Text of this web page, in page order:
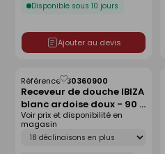
Disponible sous 10 jours
Ajouter au devis
Receveur de douche IBIZA
blanc ardoise doux - 90 x
120 cm
Référence :30360900
Déclinaison
Voir prix et disponibilité en
magasin
Enregistrer
comme
liste